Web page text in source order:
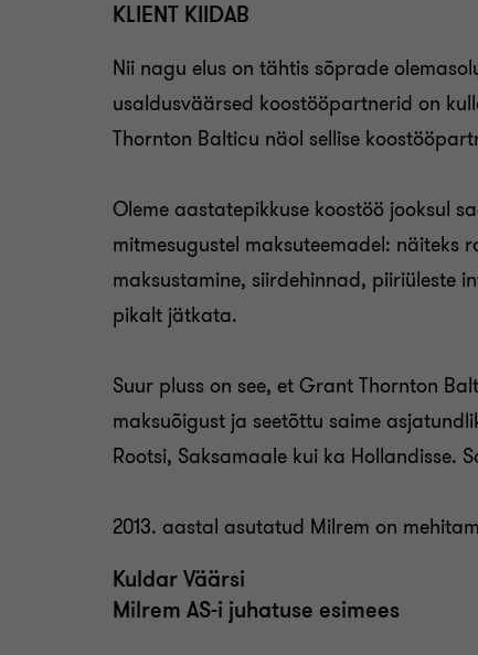
KLIENT KIIDAB
Nii nagu elus on tähtis sõprade
usaldusväärsed koostööpartnerid on
Thornton Balticu näol sellise
Oleme aastatepikkuse koostöö jooksul
mitmesugustel maksuteemadel: näiteks
maksustamine, siirdehinnad, piiriüleste
pikalt jätkata.
Suur pluss on see, et Grant Thornton
maksuõigust ja seetõttu saime
Rootsi, Saksamaale kui ka Hollandisse.
2013. aastal asutatud Milrem on
Kuldar Väärsi
Milrem AS-i juhatuse esimees